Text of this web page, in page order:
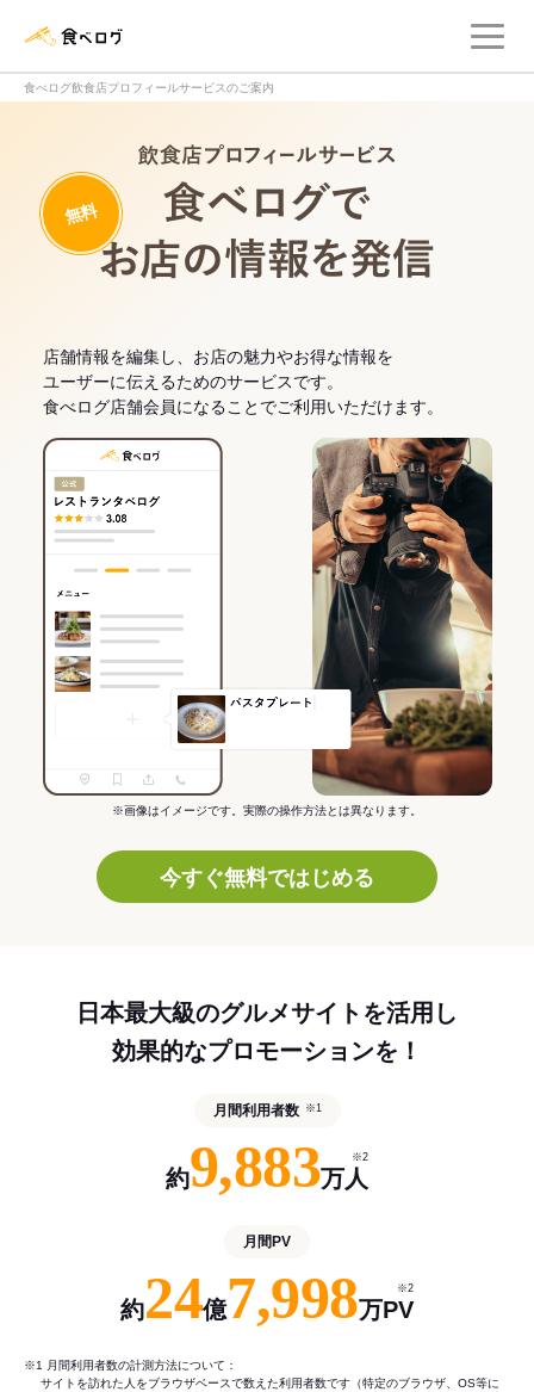
食べログ飲食店プロフィールサービスのご案内
無料
店舗情報を編集し、お店の魅力やお得な情報を
ユーザーに伝えるためのサービスです。
食べログ店舗会員になることでご利用いただけます。
※画像はイメージです。実際の操作方法とは異なります。
今すぐ無料ではじめる
日本最大級のグルメサイトを活用し
効果的なプロモーションを！
月間利用者数 ※1
約9,883万人
※2
月間PV
約24億7,998万PV
※2
※1 月間利用者数の計測方法について：
サイトを訪れた人をブラウザベースで数えた利用者数です（特定のブラウザ、OS等に